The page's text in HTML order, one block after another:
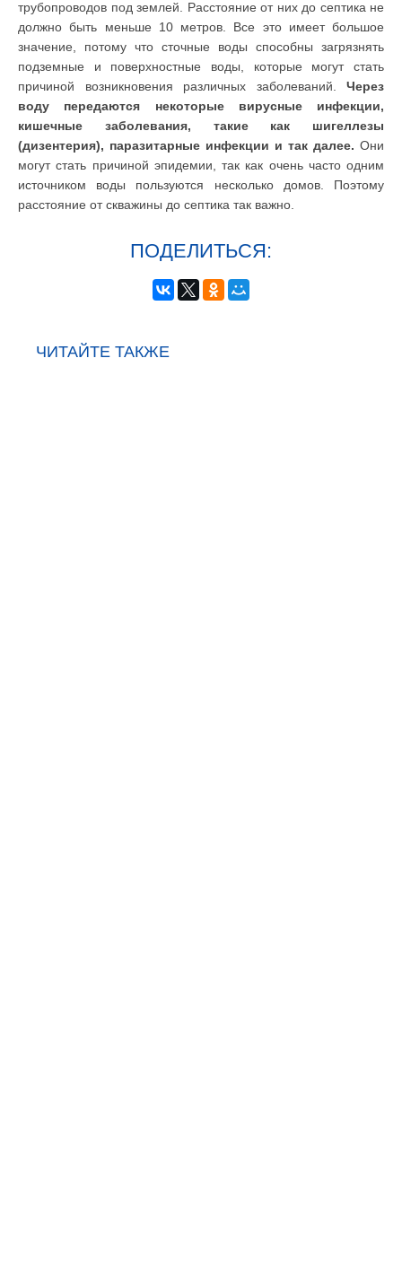
трубопроводов под землей. Расстояние от них до септика не
должно быть меньше 10 метров. Все это имеет большое
значение, потому что сточные воды способны загрязнять
подземные и поверхностные воды, которые могут стать
причиной возникновения различных заболеваний. Через
воду передаются некоторые вирусные инфекции,
кишечные заболевания, такие как шигеллезы
(дизентерия), паразитарные инфекции и так далее. Они
могут стать причиной эпидемии, так как очень часто одним
источником воды пользуются несколько домов. Поэтому
расстояние от скважины до септика так важно.
ПОДЕЛИТЬСЯ:
ЧИТАЙТЕ ТАКЖЕ